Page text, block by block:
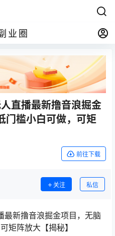
业圈
直播最新撸音浪掘金
门槛小白可做，可矩
前往下载
关注 私信
新撸音浪掘金项目，无脑
矩阵放大【揭秘】